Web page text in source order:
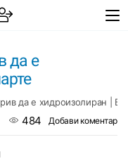
да е
да е хидроизолиран |
484 Добави коментар